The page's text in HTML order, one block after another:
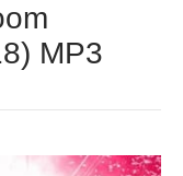
MP3